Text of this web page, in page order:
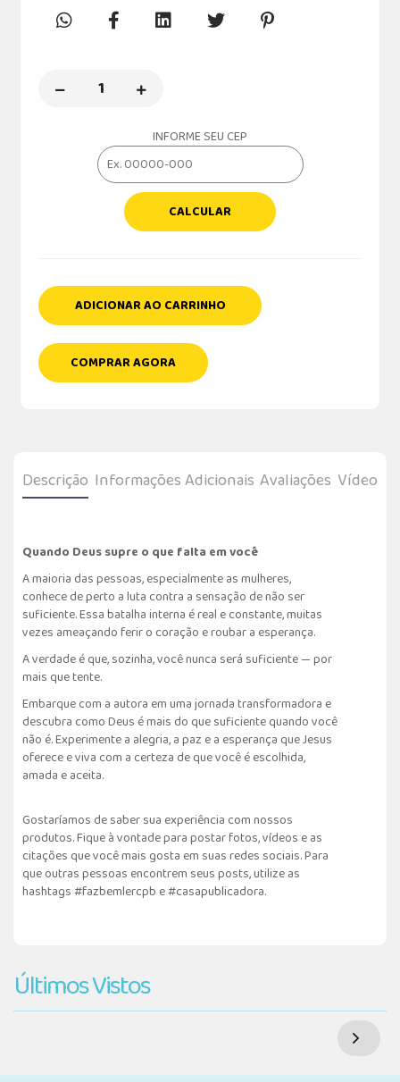
INFORME SEU CEP
CALCULAR
ADICIONAR AO CARRINHO
COMPRAR AGORA
Descrição Informações Adicionais Avaliações Vídeo
Quando Deus supre o que falta em você
A maioria das pessoas, especialmente as mulheres,
conhece de perto a luta contra a sensação de não ser
suficiente. Essa batalha interna é real e constante, muitas
vezes ameaçando ferir o coração e roubar a esperança.
A verdade é que, sozinha, você nunca será suficiente — por
mais que tente.
Embarque com a autora em uma jornada transformadora e
descubra como Deus é mais do que suficiente quando você
não é. Experimente a alegria, a paz e a esperança que Jesus
oferece e viva com a certeza de que você é escolhida,
amada e aceita.
Gostaríamos de saber sua experiência com nossos
produtos. Fique à vontade para postar fotos, vídeos e as
citações que você mais gosta em suas redes sociais. Para
que outras pessoas encontrem seus posts, utilize as
hashtags #fazbemlercpb e #casapublicadora.
Últimos Vistos